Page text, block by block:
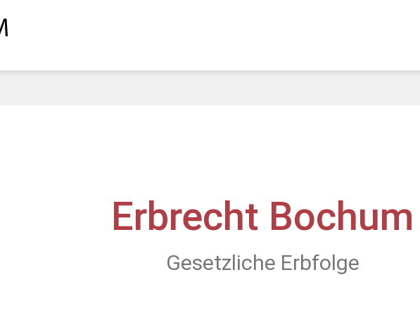
Erbrecht Bochum
Gesetzliche Erbfolge